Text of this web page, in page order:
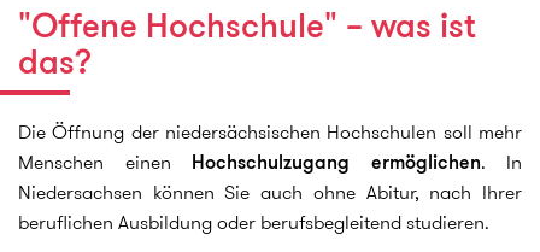
"Offene Hochschule" – was ist
das?
Die Öffnung der niedersächsischen Hochschulen soll mehr
Menschen einen Hochschulzugang ermöglichen. In
Niedersachsen können Sie auch ohne Abitur, nach Ihrer
beruflichen Ausbildung oder berufsbegleitend studieren.